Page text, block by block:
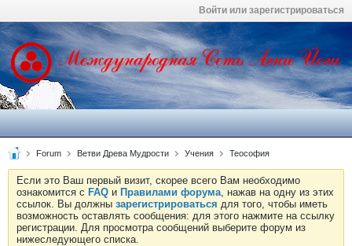
Войти или зарегистрироваться
Forum Ветви Древа Мудрости Учения Теософия
Если это Ваш первый визит, скорее всего Вам необходимо
ознакомится с FAQ и Правилами форума, нажав на одну из этих
ссылок. Вы должны зарегистрироваться для того, чтобы иметь
возможность оставлять сообщения: для этого нажмите на ссылку
регистрации. Для просмотра сообщений выберите форум из
нижеследующего списка.